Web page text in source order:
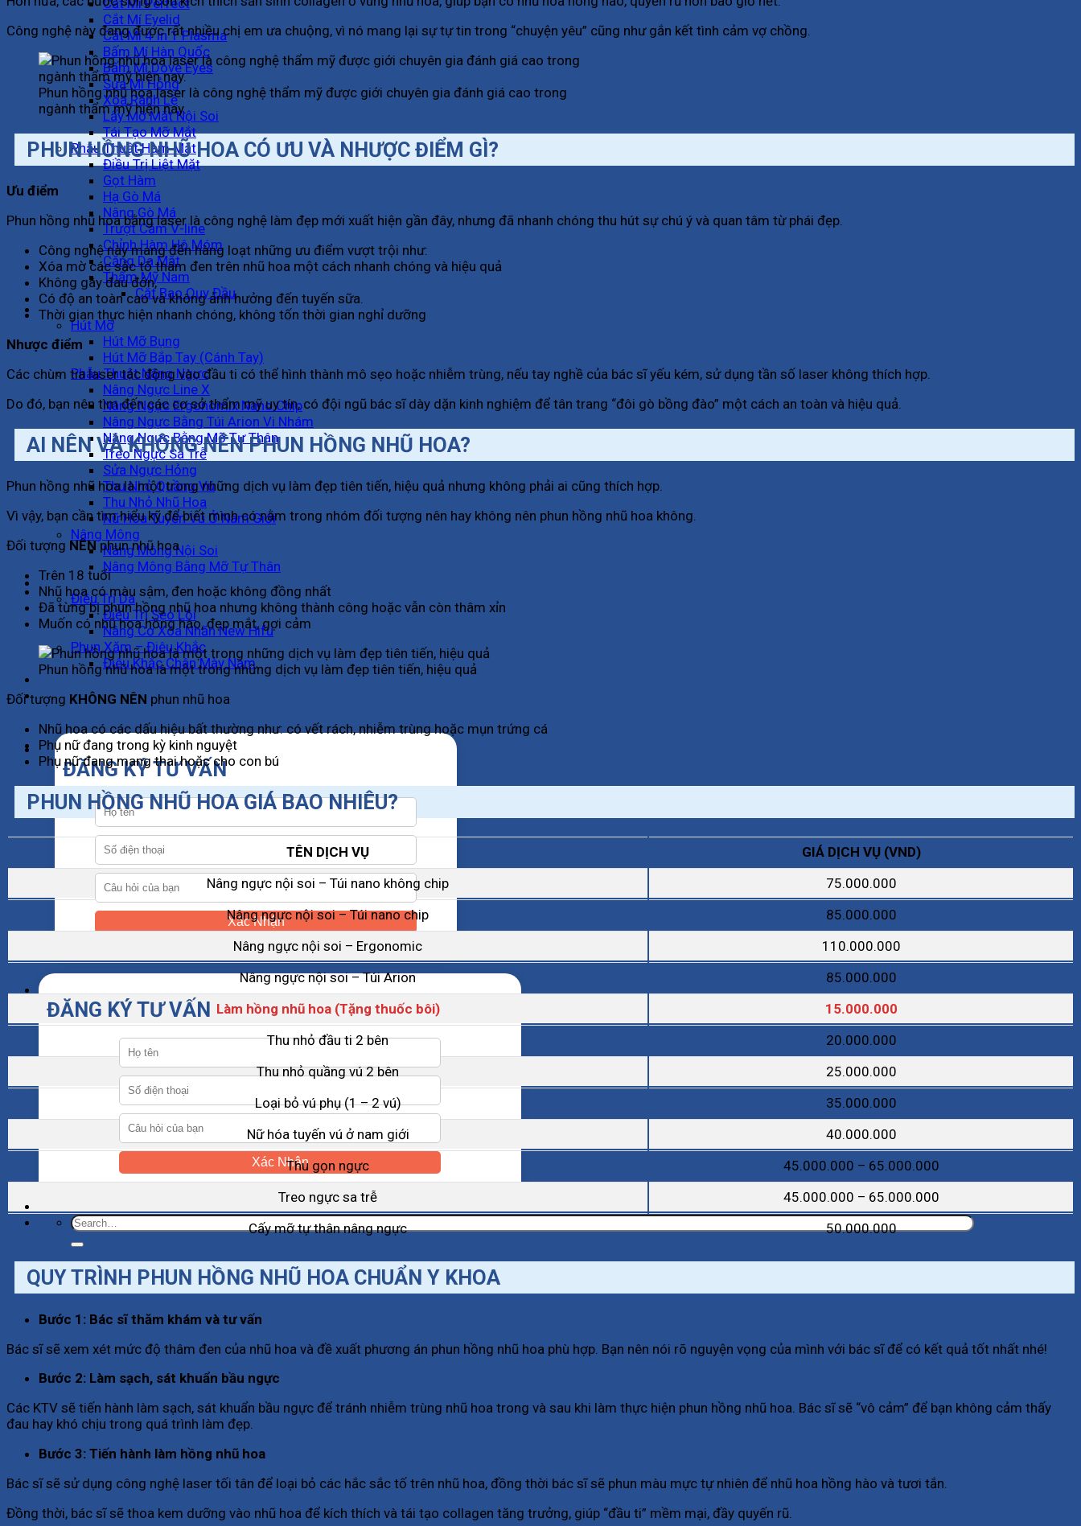
Cắt Mí Eyelid
Cắt Mí 4 In 1 Plasma
Bấm Mí Hàn Quốc
Bấm Mí Dove Eyes
Sửa Mí Hỏng
Xóa Rãnh Lệ
Lấy Mỡ Mắt Nội Soi
Tái Tạo Mỡ Mắt
Phẫu Thuật Hàm Mặt
Điều Trị Liệt Mặt
Gọt Hàm
Hạ Gò Má
Nâng Gò Má
Trượt Cằm V-line
Chỉnh Hàm Hô Móm
Căng Da Mặt
Thẩm Mỹ Nam
Cắt Bao Quy Đầu
Vóc Dáng
Hút Mỡ
Hút Mỡ Bụng
Hút Mỡ Bắp Tay (Cánh Tay)
Phẫu Thuật Nâng Ngực
Nâng Ngực Line X
Nâng Ngực Ergonomix Nano Chip
Nâng Ngực Bằng Túi Arion Vi Nhám
Nâng Ngực Bằng Mỡ Tự Thân
Treo Ngực Sa Trễ
Sửa Ngực Hỏng
Thu Nhỏ Quầng Vú
Thu Nhỏ Nhũ Hoa
Nữ Hóa Tuyến Vú Ở Nam Giới
Nâng Mông
Nâng Mông Nội Soi
Nâng Mông Bằng Mỡ Tự Thân
Không Phẫu Thuật
Điều Trị Da
Điều Trị Sẹo Lồi
Nâng Cơ Xóa Nhăn New Hifu
Phun Xăm – Điêu Khắc
Điêu Khắc Chân Mày Nam
Tin Tức
Liên Hệ
ĐĂNG KÝ TƯ VẤN
Xác Nhận
ĐĂNG KÝ TƯ VẤN
Xác Nhận
Công nghệ này đang được rất nhiều chị em ưa chuộng, vì nó mang lại sự tự tin trong “chuyện yêu” cũng như gắn kết tình cảm vợ chồng.
Phun hồng nhũ hoa laser là công nghệ thẩm mỹ được giới chuyên gia đánh giá cao trong
ngành thẩm mỹ hiện nay.
PHUN HỒNG NHŨ HOA CÓ ƯU VÀ NHƯỢC ĐIỂM GÌ?
Ưu điểm
Phun hồng nhũ hoa bằng laser là công nghệ làm đẹp mới xuất hiện gần đây, nhưng đã nhanh chóng thu hút sự chú ý và quan tâm từ phái đẹp.
Công nghệ này mang đến hàng loạt những ưu điểm vượt trội như:
Xóa mờ các sắc tố thâm đen trên nhũ hoa một cách nhanh chóng và hiệu quả
Không gây đau đớn,
Có độ an toàn cao và không ảnh hưởng đến tuyến sữa.
Thời gian thực hiện nhanh chóng, không tốn thời gian nghỉ dưỡng
Nhược điểm
Các chùm tia laser tác động vào đầu ti có thể hình thành mô sẹo hoặc nhiễm trùng, nếu tay nghề của bác sĩ yếu kém, sử dụng tần số laser không thích hợp.
Do đó, bạn nên tìm đến các cơ sở thẩm mỹ uy tín, có đội ngũ bác sĩ dày dặn kinh nghiệm để tân trang “đôi gò bồng đào” một cách an toàn và hiệu quả.
AI NÊN VÀ KHÔNG NÊN PHUN HỒNG NHŨ HOA?
Phun hồng nhũ hoa là một trong những dịch vụ làm đẹp tiên tiến, hiệu quả nhưng không phải ai cũng thích hợp.
Vì vậy, bạn cần tìm hiểu kỹ để biết mình có nằm trong nhóm đối tượng nên hay không nên phun hồng nhũ hoa không.
Đối tượng NÊNphun nhũ hoa
Trên 18 tuổi
Nhũ hoa có màu sậm, đen hoặc không đồng nhất
Đã từng bị phun hồng nhũ hoa nhưng không thành công hoặc vẫn còn thâm xỉn
Muốn có nhũ hoa hồng hào, đẹp mắt, gợi cảm
Phun hồng nhũ hoa là một trong những dịch vụ làm đẹp tiên tiến, hiệu quả
Đối tượng KHÔNG NÊN phun nhũ hoa
Nhũ hoa có các dấu hiệu bất thường như: có vết rách, nhiễm trùng hoặc mụn trứng cá
Phụ nữ đang trong kỳ kinh nguyệt
Phụ nữ đang mang thai hoặc cho con bú
PHUN HỒNG NHŨ HOA GIÁ BAO NHIÊU?
TÊN DỊCH VỤ
GIÁ DỊCH VỤ (VND)
Nâng ngực nội soi – Túi nano không chip
75.000.000
Nâng ngực nội soi – Túi nano chip
85.000.000
Nâng ngực nội soi – Ergonomic
110.000.000
Nâng ngực nội soi – Túi Arion
85.000.000
Làm hồng nhũ hoa (Tặng thuốc bôi)
15.000.000
Thu nhỏ đầu ti 2 bên
20.000.000
Thu nhỏ quầng vú 2 bên
25.000.000
Loại bỏ vú phụ (1 – 2 vú)
35.000.000
Nữ hóa tuyến vú ở nam giới
40.000.000
Thu gọn ngực
45.000.000 – 65.000.000
Treo ngực sa trễ
45.000.000 – 65.000.000
Cấy mỡ tự thân nâng ngực
50.000.000
QUY TRÌNH PHUN HỒNG NHŨ HOA CHUẨN Y KHOA
Bước 1: Bác sĩ thăm khám và tư vấn
Bác sĩ sẽ xem xét mức độ thâm đen của nhũ hoa và đề xuất phương án phun hồng nhũ hoa phù hợp. Bạn nên nói rõ nguyện vọng của mình với bác sĩ để có kết quả tốt nhất nhé!
Bước 2: Làm sạch, sát khuẩn bầu ngực
Các KTV sẽ tiến hành làm sạch, sát khuẩn bầu ngực để tránh nhiễm trùng nhũ hoa trong và sau khi làm thực hiện phun hồng nhũ hoa. Bác sĩ sẽ “vô cảm” để bạn không cảm thấy
đau hay khó chịu trong quá trình làm đẹp.
Bước 3: Tiến hành làm hồng nhũ hoa
Bác sĩ sẽ sử dụng công nghệ laser tối tân để loại bỏ các hắc sắc tố trên nhũ hoa, đồng thời bác sĩ sẽ phun màu mực tự nhiên để nhũ hoa hồng hào và tươi tắn.
Đồng thời, bác sĩ sẽ thoa kem dưỡng vào nhũ hoa để kích thích và tái tạo collagen tăng trưởng, giúp “đầu ti” mềm mại, đầy quyến rũ.